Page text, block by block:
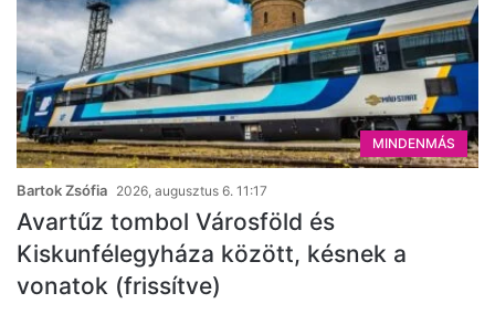
MINDENMÁS
Bartok Zsófia 2026, augusztus 6. 11:17
Avartűz tombol Városföld és
Kiskunfélegyháza között, késnek a
vonatok (frissítve)